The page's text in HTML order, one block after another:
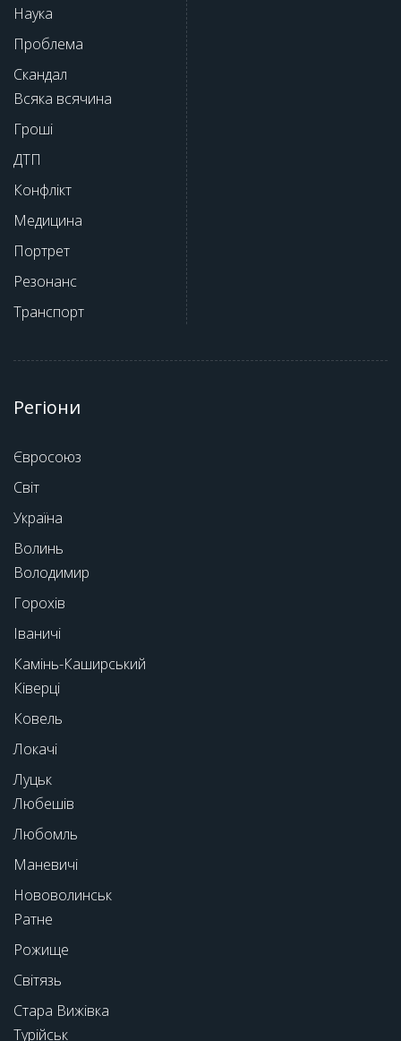
Наука
Проблема
Скандал
Всяка всячина
Гроші
ДТП
Конфлікт
Медицина
Портрет
Резонанс
Транспорт
Регіони
Євросоюз
Світ
Україна
Волинь
Володимир
Горохів
Іваничі
Камінь-Каширський
Ківерці
Ковель
Локачі
Луцьк
Любешів
Любомль
Маневичі
Нововолинськ
Ратне
Рожище
Світязь
Стара Вижівка
Турійськ